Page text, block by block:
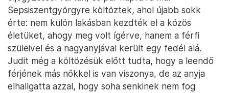
Sepsiszentgyörgyre költöztek, ahol újabb sokk
érte: nem külön lakásban kezdték el a közös
életüket, ahogy meg volt ígérve, hanem a férfi
szüleivel és a nagyanyjával került egy fedél alá.
Judit még a költözésük előtt tudta, hogy a leendő
férjének más nőkkel is van viszonya, de az anyja
elhallgatta azzal, hogy soha senkinek nem fog